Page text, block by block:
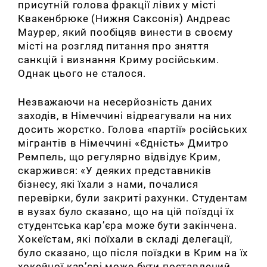
присутній голова фракції лівих у місті
Квакенбрюке (Нижня Саксонія) Андреас
Маурер, який пообіцяв винести в своєму
місті на розгляд питання про зняття
санкцій і визнання Криму російським.
Однак цього не сталося.
Незважаючи на несерйозність даних
заходів, в Німеччині відреагували на них
досить жорстко. Голова «партії» російських
мігрантів в Німеччині «Єдність» Дмитро
Ремпель, що регулярно відвідує Крим,
скаржився: «У деяких представників
бізнесу, які їхали з нами, почалися
перевірки, були закриті рахунки. Студентам
в вузах було сказано, що на цій поїздці їх
студентська кар’єра може бути закінчена.
Хокеїстам, які поїхали в складі делегації,
було сказано, що після поїздки в Крим на їх